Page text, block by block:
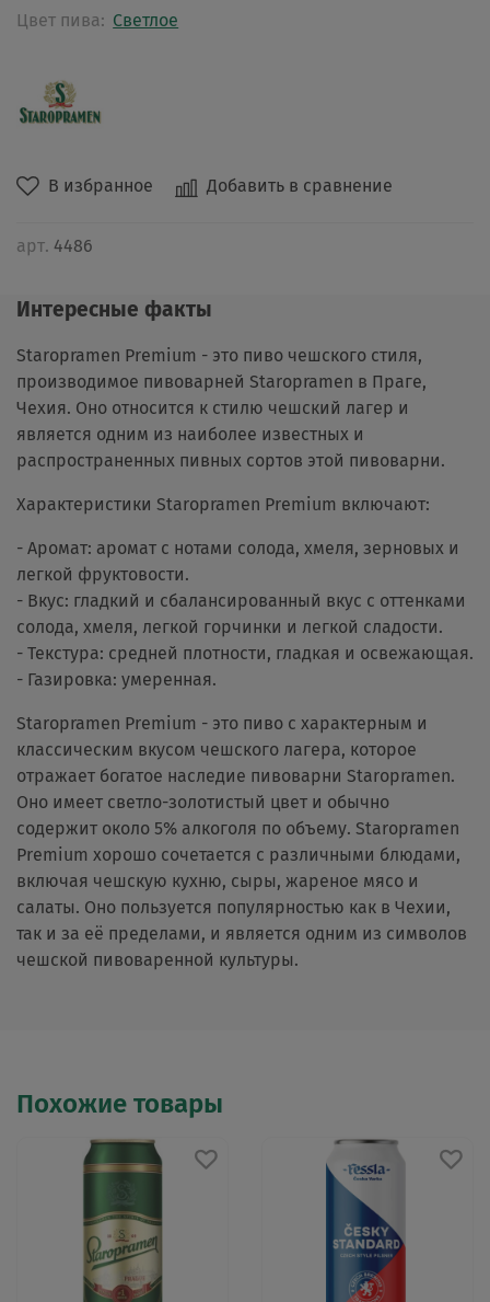
В избранное Добавить в сравнение
арт. 4486
Цвет пива: Светлое
Интересные факты
Staropramen Premium - это пиво чешского стиля,
производимое пивоварней Staropramen в Праге,
Чехия. Оно относится к стилю чешский лагер и
является одним из наиболее известных и
распространенных пивных сортов этой пивоварни.
Характеристики Staropramen Premium включают:
- Аромат: аромат с нотами солода, хмеля, зерновых и
легкой фруктовости.
- Вкус: гладкий и сбалансированный вкус с оттенками
солода, хмеля, легкой горчинки и легкой сладости.
- Текстура: средней плотности, гладкая и освежающая.
- Газировка: умеренная.
Staropramen Premium - это пиво с характерным и
классическим вкусом чешского лагера, которое
отражает богатое наследие пивоварни Staropramen.
Оно имеет светло-золотистый цвет и обычно
содержит около 5% алкоголя по объему. Staropramen
Premium хорошо сочетается с различными блюдами,
включая чешскую кухню, сыры, жареное мясо и
салаты. Оно пользуется популярностью как в Чехии,
так и за её пределами, и является одним из символов
чешской пивоваренной культуры.
Похожие товары